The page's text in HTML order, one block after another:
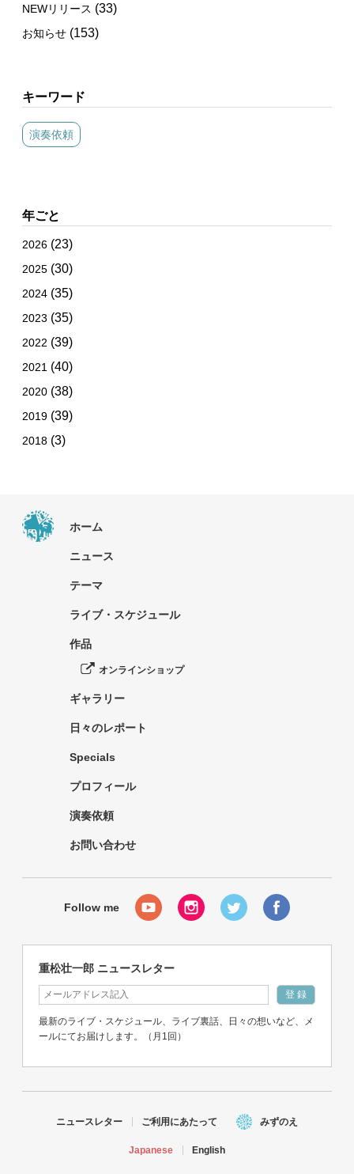
NEWリリース (33)
お知らせ (153)
キーワード
演奏依頼
年ごと
2026 (23)
2025 (30)
2024 (35)
2023 (35)
2022 (39)
2021 (40)
2020 (38)
2019 (39)
2018 (3)
ホーム
ニュース
テーマ
ライブ・スケジュール
作品
オンラインショップ
ギャラリー
日々のレポート
Specials
プロフィール
演奏依頼
お問い合わせ
重松壮一郎 ニュースレター
最新のライブ・スケジュール、ライブ裏話、日々の想いなど、メ
ールにてお届けします。（月1回）
ニュースレター ご利用にあたって みずのえ
Japanese English